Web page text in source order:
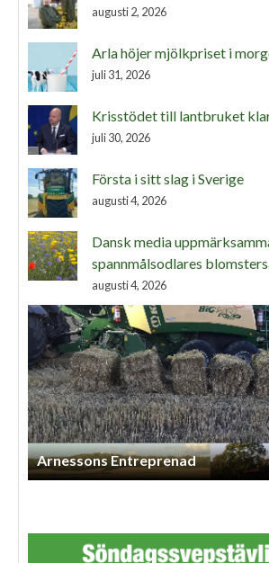
augusti 2, 2026
Arla höjer mjölkpriset i
juli 31, 2026
Krisstödet till lantbruket
juli 30, 2026
Första i sitt slag i Sverige
augusti 4, 2026
Dansk media
spannmålsodlares
augusti 4, 2026
Arnessons Entreprenad